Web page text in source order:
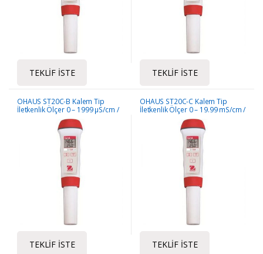
TEKLIF İSTE TEKLIF İSTE
OHAUS ST20C-B Kalem Tip
İletkenlik Ölçer 0 – 1999 μS/cm /
TEKLIF İSTE
OHAUS ST20C-C Kalem Tip
İletkenlik Ölçer 0 – 19.99 mS/cm /
TEKLIF İSTE